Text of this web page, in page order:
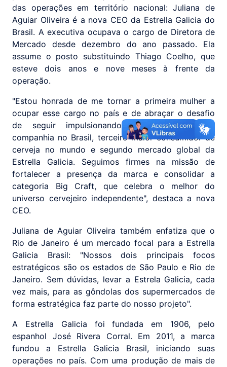
das operações em território nacional: Juliana de
Aguiar Oliveira é a nova CEO da Estrella Galicia do
Brasil. A executiva ocupava o cargo de Diretora de
Mercado desde dezembro do ano passado. Ela
assume o posto substituindo Thiago Coelho, que
esteve dois anos e nove meses à frente da
operação.
"Estou honrada de me tornar a primeira mulher a
ocupar esse cargo no país e de abraçar o desafio
de seguir impulsionando o crescimento da
companhia no Brasil, terceiro maior consumidor de
cerveja no mundo e segundo mercado global da
Estrella Galicia. Seguimos firmes na missão de
fortalecer a presença da marca e consolidar a
categoria Big Craft, que celebra o melhor do
universo cervejeiro independente", destaca a nova
CEO.
Juliana de Aguiar Oliveira também enfatiza que o
Rio de Janeiro é um mercado focal para a Estrella
Galicia Brasil: "Nossos dois principais focos
estratégicos são os estados de São Paulo e Rio de
Janeiro. Sem dúvidas, levar a Estrela Galicia, cada
vez mais, para as gôndolas dos supermercados de
forma estratégica faz parte do nosso projeto".
A Estrella Galicia foi fundada em 1906, pelo
espanhol José Rivera Corral. Em 2011, a marca
fundou a Estrella Galicia Brasil, iniciando suas
operações no país. Com uma produção de mais de